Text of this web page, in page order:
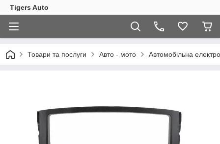
Tigers Auto
Товари та послуги Авто - мото Автомобільна